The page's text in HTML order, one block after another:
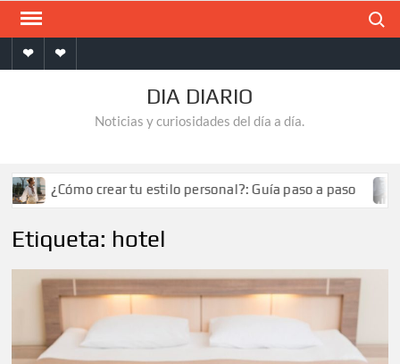
Saltar
contenido
InicioContacto
DIA DIARIO
Noticias y curiosidades del día a día.
¿Cómo crear tu estilo personal?: Guía paso a paso
Etiqueta: hotel